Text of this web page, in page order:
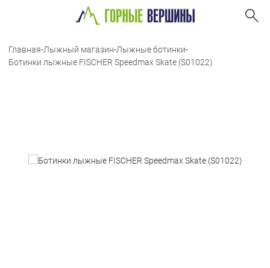
Главная-Лыжный магазин-Лыжные ботинки-
Ботинки лыжные FISCHER Speedmax Skate (S01022)